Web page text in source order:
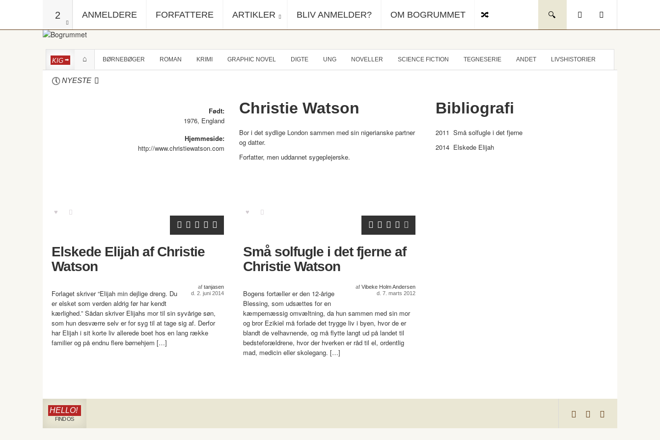
2 ANMELDERE FORFATTERE ARTIKLER BLIV ANMELDER? OM BOGRUMMET
KIG BØRNEBØGER ROMAN KRIMI GRAPHIC NOVEL DIGTE UNG NOVELLER SCIENCE FICTION TEGNESERIE ANDET LIVSHISTORIER
NYESTE
Født:
1976, England
Hjemmeside:
http://www.christiewatson.com
Christie Watson
Bor i det sydlige London sammen med sin nigerianske partner
og datter.
Forfatter, men uddannet sygeplejerske.
Bibliografi
2011 Små solfugle i det fjerne
2014 Elskede Elijah
Elskede Elijah af Christie
Watson
af tanjasen
d. 2. juni 2014
Forlaget skriver “Elijah min dejlige dreng. Du
er elsket som verden aldrig før har kendt
kærlighed.” Sådan skriver Elijahs mor til sin syvårige søn,
som hun desværre selv er for syg til at tage sig af. Derfor
har Elijah i sit korte liv allerede boet hos en lang række
familier og på endnu flere børnehjem […]
Små solfugle i det fjerne af
Christie Watson
af Vibeke Holm Andersen
d. 7. marts 2012
Bogens fortæller er den 12-årige
Blessing, som udsættes for en
kæmpemæssig omvæltning, da hun sammen med sin mor
og bror Ezikiel må forlade det trygge liv i byen, hvor de er
blandt de velhavnende, og må flytte langt ud på landet til
bedsteforældrene, hvor der hverken er råd til el, ordentlig
mad, medicin eller skolegang. […]
HELLO!
FIND OS